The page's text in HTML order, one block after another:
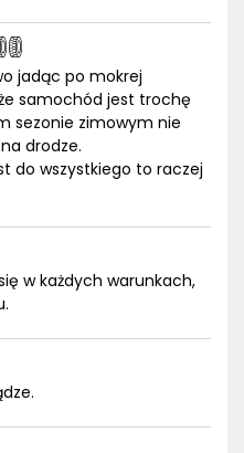
jadąc po mokrej
samochód jest trochę
sezonie zimowym nie
drodze.
do wszystkiego to raczej
w każdych warunkach,